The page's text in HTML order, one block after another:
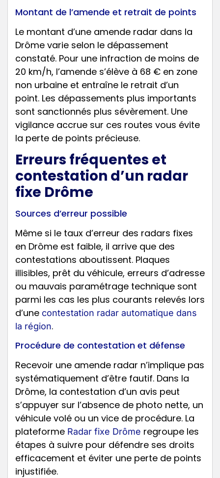
Montant de l’amende et retrait de points
Le montant d’une amende radar dans la
Drôme varie selon le dépassement
constaté. Pour une infraction de moins de
20 km/h, l’amende s’élève à 68 € en zone
non urbaine et entraîne le retrait d’un
point. Les dépassements plus importants
sont sanctionnés plus sévèrement. Une
vigilance accrue sur ces routes vous évite
la perte de points précieuse.
Erreurs fréquentes et
contestation d’un radar
fixe Drôme
Sources d’erreur possible
Même si le taux d’erreur des radars fixes
en Drôme est faible, il arrive que des
contestations aboutissent. Plaques
illisibles, prêt du véhicule, erreurs d’adresse
ou mauvais paramétrage technique sont
parmi les cas les plus courants relevés lors
d’une contestation radar automatique dans
la région.
Procédure de contestation et défense
Recevoir une amende radar n’implique pas
systématiquement d’être fautif. Dans la
Drôme, la contestation d’un avis peut
s’appuyer sur l’absence de photo nette, un
véhicule volé ou un vice de procédure. La
plateforme Radar fixe Drôme regroupe les
étapes à suivre pour défendre ses droits
efficacement et éviter une perte de points
injustifiée.